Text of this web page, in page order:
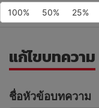
แก้ไขบทความ
ชื่อหัวข้อบทความ
100% 50% 25%